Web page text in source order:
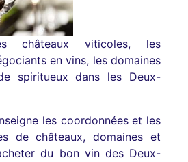
châteaux viticoles, les
en vins, les domaines
spiritueux dans les Deux-
les coordonnées et les
de châteaux, domaines et
du bon vin des Deux-